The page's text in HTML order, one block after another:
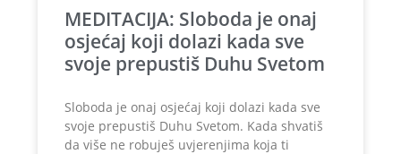
MEDITACIJA: Sloboda je onaj
osjećaj koji dolazi kada sve
svoje prepustiš Duhu Svetom
Sloboda je onaj osjećaj koji dolazi kada sve
svoje prepustiš Duhu Svetom. Kada shvatiš
da više ne robuješ uvjerenjima koja ti